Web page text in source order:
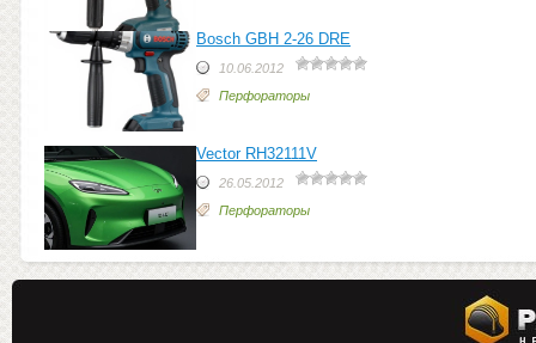
Bosch GBH 2-26 DRE
10.06.2012
Перфораторы
Vector RH32111V
26.05.2012
Перфораторы